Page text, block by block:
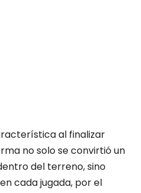
al finalizar
no solo se convirtió un
del terreno, sino
cada jugada, por el